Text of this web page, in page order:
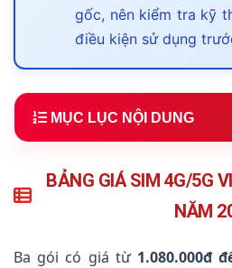
gốc, nên kiểm tra kỹ
điều kiện sử dụng
MỤC LỤC NỘI DUNG
2. 12T5G125 — 500GB/tháng
12SD90 — 1,5GB/ngày đại
4. 12T5G150 — 6GB/ngày đại
BẢNG GIÁ SIM 4G/5G
NĂM
Ba gói có giá từ 1.080.000đ